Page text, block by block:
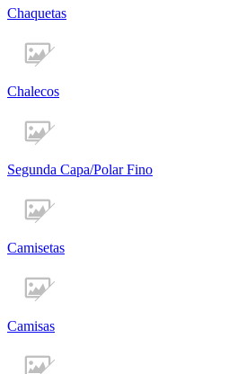
Chaquetas
Chalecos
Segunda Capa/Polar Fino
Camisetas
Camisas